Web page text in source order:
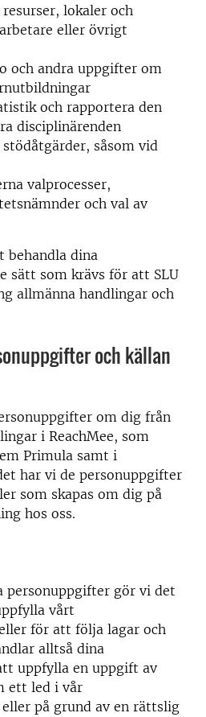
lokaler och
eller övrigt
och andra uppgifter om
och rapportera den
disciplinärenden
såsom vid
valprocesser,
och val av
behandla dina
sätt som krävs för att SLU
allmänna handlingar och
och källan
om dig från
i ReachMee, som
Primula samt i
har vi de personuppgifter
som skapas om dig på
hos oss.
personuppgifter gör vi det
vårt
för att följa lagar och
alltså dina
uppfylla en uppgift av
ett led i vår
på grund av en rättslig